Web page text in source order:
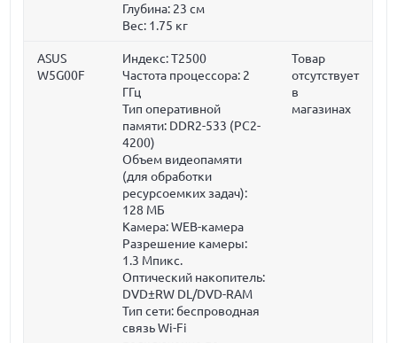
Глубина: 23 см
Вес: 1.75 кг
ASUS
W5G00F
Индекс: T2500
Частота процессора: 2
ГГц
Тип оперативной
памяти: DDR2-533 (PC2-
4200)
Объем видеопамяти
(для обработки
ресурсоемких задач):
128 МБ
Камера: WEB-камера
Разрешение камеры:
1.3 Мпикс.
Оптический накопитель:
DVD±RW DL/DVD-RAM
Тип сети: беспроводная
связь Wi-Fi
Товар
отсутствует
в
магазинах